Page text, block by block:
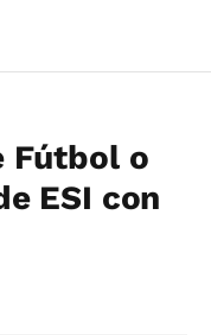
Fútbol o
ESI con